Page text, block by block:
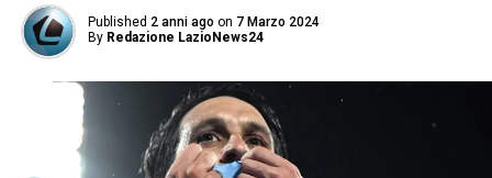
Published 2 anni ago on 7 Marzo 2024
By Redazione LazioNews24